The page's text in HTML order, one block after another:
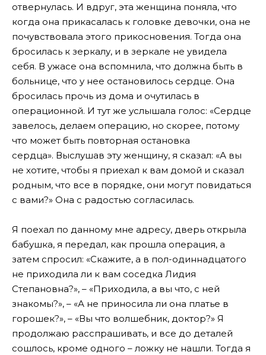
отвернулась. И вдруг, эта женщина поняла, что
когда она прикасалась к головке девочки, она не
почувствовала этого прикосновения. Тогда она
бросилась к зеркалу, и в зеркале не увидела
себя. В ужасе она вспомнила, что должна быть в
больнице, что у нее остановилось сердце. Она
бросилась прочь из дома и очутилась в
операционной. И тут же услышала голос: «Сердце
завелось, делаем операцию, но скорее, потому
что может быть повторная остановка
сердца». Выслушав эту женщину, я сказал: «А вы
не хотите, чтобы я приехал к вам домой и сказал
родным, что все в порядке, они могут повидаться
с вами?» Она с радостью согласилась.
Я поехал по данному мне адресу, дверь открыла
бабушка, я передал, как прошла операция, а
затем спросил: «Скажите, а в пол-одиннадцатого
не приходила ли к вам соседка Лидия
Степановна?», – «Приходила, а вы что, с ней
знакомы?», – «А не приносила ли она платье в
горошек?», – «Вы что волшебник, доктор?» Я
продолжаю расспрашивать, и все до деталей
сошлось, кроме одного – ложку не нашли. Тогда я